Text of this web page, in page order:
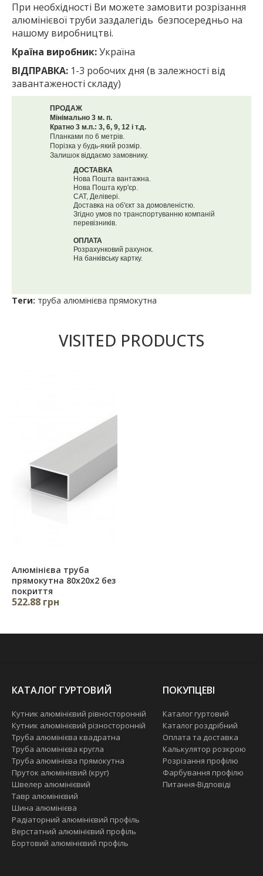
При необхідності Ви можете замовити розрізання
алюмінієвої труби заздалегідь безпосередньо на
нашому виробництві.
Країна виробник:Україна
ВІДПРАВКА: 1-3 робочих дня (в залежності від
завантаженості складу)
ПРОДАЖ
Мінімально 3 м. п.
Кратно 3 м.п.: 3, 6, 9, 12 і т.д.
Планками по 6 метрів.
Порізка у будь-який розмір.
Залишок віддаємо замовнику.
ДОСТАВКА
Нова Пошта вантажна.
Нова Пошта кур'єр.
САТ, Делівері.
Доставка на об'єкт за домовленістю.
Згідно умов по транспортуванню компаній
перевізників.
ОПЛАТА
Розрахунковий рахунок.
На банківську картку.
Теги: труба алюмінієва прямокутна
VISITED PRODUCTS
Алюмінієва труба
прямокутна 80х20х2 без
покриття
522.88 грн
КАТАЛОГ ГУРТОВИЙ
Кутник алюмінієвий рівносторонній
Кутник алюмінієвий різносторонній
Труба алюмінієва квадратна
Труба алюмінієва кругла
Труба алюмінієва прямокутна
Пруток алюмінієвий (круг)
Швелер алюмінієвий
Тавр алюмінієвий
Шина алюмінієва
Радіаторний алюмінієвий профіль
Верстатний алюмінієвий профіль
Бортовий алюмінієвий профіль
ПОКУПЦЕВІ
Каталог гуртовий
Каталог роздрібний
Оплата та доставка
Калькулятор розкрою
Розрізання профілю
Фарбування профілю
Питання-Відповіді